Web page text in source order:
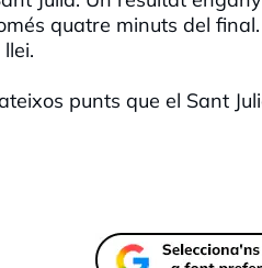
quatre minuts del final.
punts que el Sant